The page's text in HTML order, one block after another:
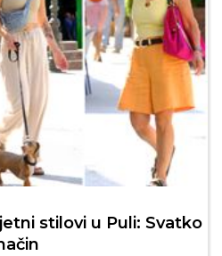
stilovi u Puli: Svatko